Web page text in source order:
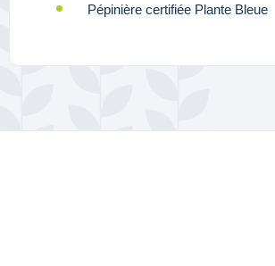
Pépinière certifiée Plante Bleue